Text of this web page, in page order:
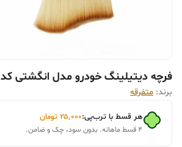
فرچه دیتیلینگ خودرو مدل انگشتی کد 2025
برند: متفرقه
هر قسط با ترب‌پی:۲۵٬۰۰۰ تومان
۴ قسط ماهانه. بدون سود، چک و ضامن.